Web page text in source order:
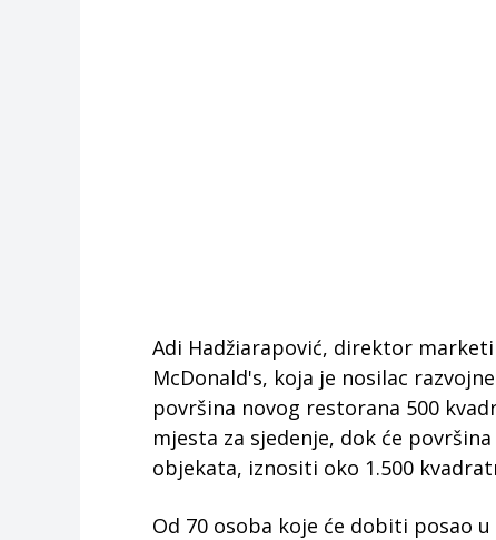
Adi Hadžiarapović, direktor
McDonald's, koja je nosilac
površina novog restorana 500
mjesta za sjedenje, dok će
objekata, iznositi oko 1.500
Od 70 osoba koje će dobiti posao